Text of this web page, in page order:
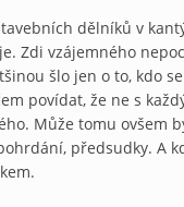
dělníků v
Zdi vzájemného
šlo jen o to, kdo
povídat, že ne s
Může tomu ovšem
předsudky. A